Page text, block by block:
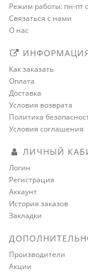
Режим работы: пн-пт
Связаться с нами
О нас
Как заказать
Оплата
Доставка
Условия возврата
Политика
Условия соглашения
ЛИЧНЫЙ
Логин
Регистрация
Аккаунт
История заказов
Закладки
Производители
Акции